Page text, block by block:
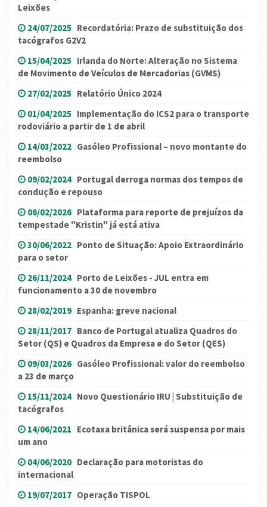
Leixões
24/07/2025 Recordatória: Prazo de substituição dos
tacógrafos G2V2
15/04/2025 Irlanda do Norte: Alteração no Sistema
de Movimento de Veículos de Mercadorias (GVMS)
27/02/2025 Relatório Único 2024
01/04/2025 Implementação do ICS2 para o transporte
rodoviário a partir de 1 de abril
14/03/2022 Gasóleo Profissional – novo montante do
reembolso
09/02/2024 Portugal derroga normas dos tempos de
condução e repouso
06/02/2026 Plataforma para reporte de prejuízos da
tempestade "Kristin" já está ativa
30/06/2022 Ponto de Situação: Apoio Extraordinário
para o setor
26/11/2024 Porto de Leixões - JUL entra em
funcionamento a 30 de novembro
28/02/2019 Espanha: greve nacional
28/11/2017 Banco de Portugal atualiza Quadros do
Setor (QS) e Quadros da Empresa e do Setor (QES)
09/03/2026 Gasóleo Profissional: valor do reembolso
a 23 de março
15/11/2024 Novo Questionário IRU | Substituição de
tacógrafos
14/06/2021 Ecotaxa britânica será suspensa por mais
um ano
04/06/2020 Declaração para motoristas do
internacional
19/07/2017 Operação TISPOL